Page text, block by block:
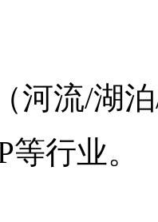
河流/湖
行业。